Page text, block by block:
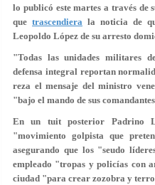
lo publicó este martes a través de
que trascendiera la noticia de
Leopoldo López de su arresto
"Todas las unidades militares
defensa integral reportan
reza el mensaje del ministro
"bajo el mando de sus
En un tuit posterior Padrino
"movimiento golpista que
asegurando que los "seudo
empleado "tropas y policías con
ciudad "para crear zozobra y